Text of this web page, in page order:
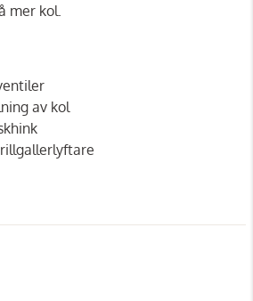
mer kol.
av kol